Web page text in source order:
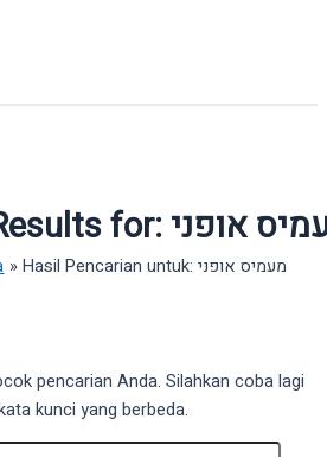
for:אופני
Hasil Pencarian untuk: מעמיס אופני
pencarian Anda. Silahkan coba lagi
kunci yang berbeda.